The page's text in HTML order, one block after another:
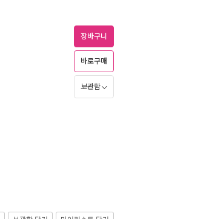
장바구니
바로구매
보관함